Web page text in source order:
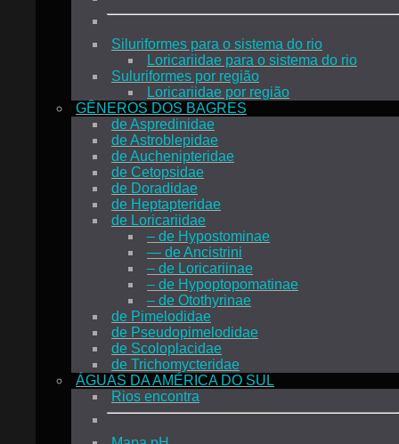
Siluriformes para o sistema do rio
Loricariidae para o sistema do rio
Suluriformes por região
Loricariidae por região
GÊNEROS DOS BAGRES
de Aspredinidae
de Astroblepidae
de Auchenipteridae
de Cetopsidae
de Doradidae
de Heptapteridae
de Loricariidae
– de Hypostominae
— de Ancistrini
– de Loricariinae
– de Hypoptopomatinae
– de Otothyrinae
de Pimelodidae
de Pseudopimelodidae
de Scoloplacidae
de Trichomycteridae
ÁGUAS DA AMÉRICA DO SUL
Rios encontra